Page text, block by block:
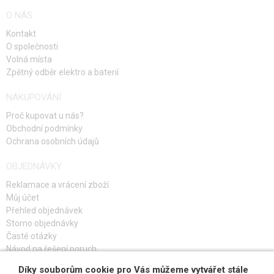
O NÁS
Kontakt
O společnosti
Volná místa
Zpětný odběr elektro a baterií
NAKUPOVÁNÍ
Proč kupovat u nás?
Obchodní podmínky
Ochrana osobních údajů
OBJEDNÁVKY
Reklamace a vrácení zboží
Můj účet
Přehled objednávek
Storno objednávky
Časté otázky
Návod na řešení poruch
Díky souborům cookie pro Vás můžeme vytvářet stále